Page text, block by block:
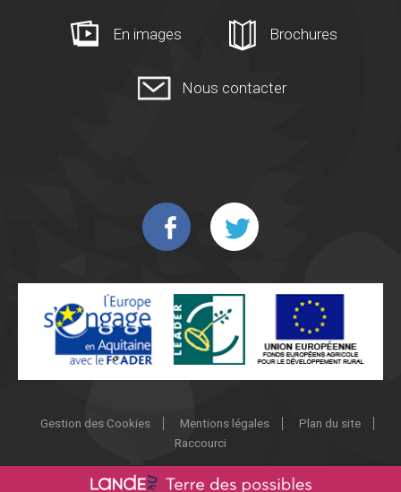
En images Brochures
Nous contacter
Gestion des Cookies Mentions légales
Plan du site
Raccourci